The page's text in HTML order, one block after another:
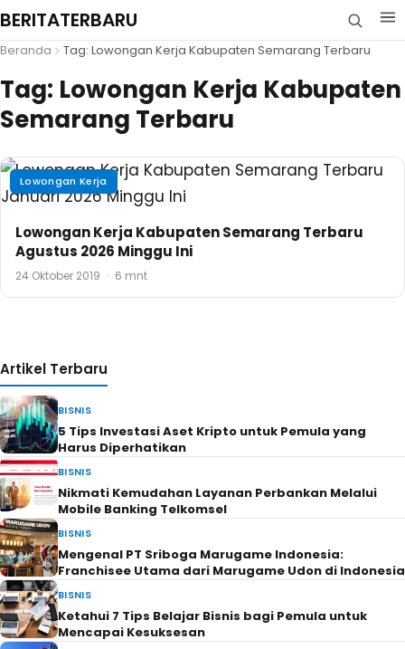
BERITATERBARU
Beranda Tag: Lowongan Kerja Kabupaten Semarang Terbaru
Tag: Lowongan Kerja Kabupaten
Semarang Terbaru
Lowongan Kerja
Lowongan Kerja Kabupaten Semarang Terbaru
Agustus 2026 Minggu Ini
24 Oktober 2019 · 6 mnt
Artikel Terbaru
BISNIS
5 Tips Investasi Aset Kripto untuk Pemula yang
Harus Diperhatikan
BISNIS
Nikmati Kemudahan Layanan Perbankan Melalui
Mobile Banking Telkomsel
BISNIS
Mengenal PT Sriboga Marugame Indonesia:
Franchisee Utama dari Marugame Udon di Indonesia
BISNIS
Ketahui 7 Tips Belajar Bisnis bagi Pemula untuk
Mencapai Kesuksesan